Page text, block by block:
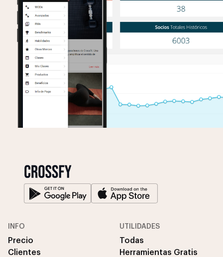
INFO
Precio
Clientes
UTILIDADES
Todas
Herramientas Gratis